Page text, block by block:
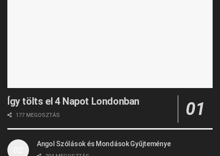
Így tölts el 4 Napot Londonban
177 MEGOSZTÁS
Angol Szólások és Mondások Gyűjteménye